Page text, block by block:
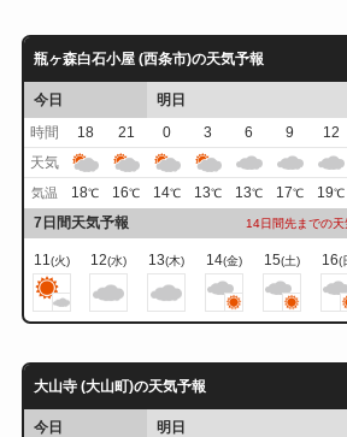
瓶ヶ森白石小屋 (西条市)の天気予報
今日
明日
時間
18 21 0 3 6 9 12
天気
気温 18℃ 16℃ 14℃ 13℃ 13℃ 17℃ 19℃
7日間天気予報 14日間先までの
11(火) 12(水) 13(木) 14(金) 15(土) 16(
大山寺 (大山町)の天気予報
今日
明日